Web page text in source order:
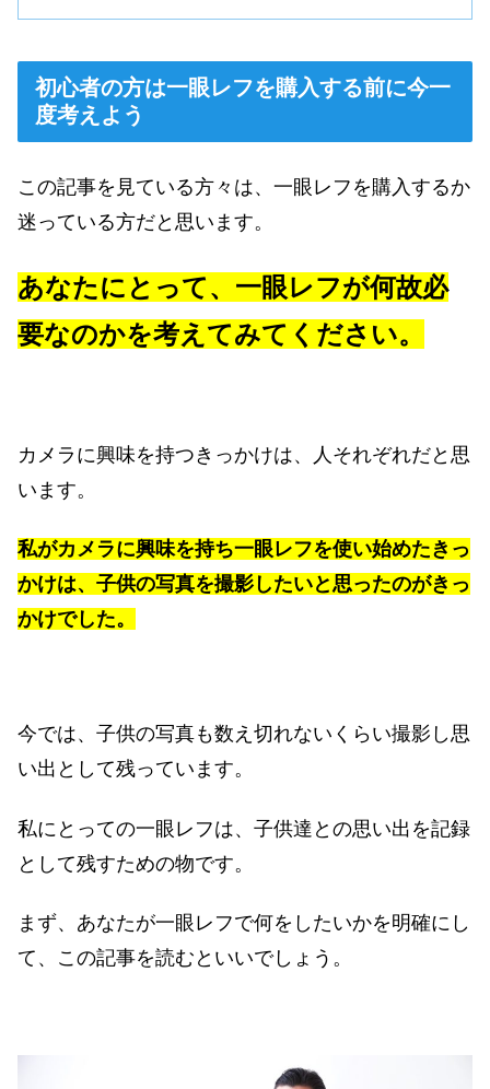
初心者の方は一眼レフを購入する前に今一
度考えよう
この記事を見ている方々は、一眼レフを購入するか
迷っている方だと思います。
あなたにとって、一眼レフが何故必
要なのかを考えてみてください。
カメラに興味を持つきっかけは、人それぞれだと思
います。
私がカメラに興味を持ち一眼レフを使い始めたきっ
かけは、子供の写真を撮影したいと思ったのがきっ
かけでした。
今では、子供の写真も数え切れないくらい撮影し思
い出として残っています。
私にとっての一眼レフは、子供達との思い出を記録
として残すための物です。
まず、あなたが一眼レフで何をしたいかを明確にし
て、この記事を読むといいでしょう。